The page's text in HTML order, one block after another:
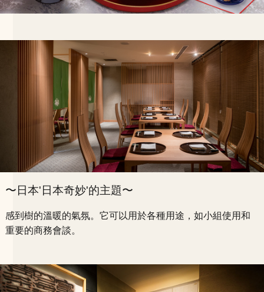
〜日本'日本奇妙'的主題〜
感到樹的溫暖的氣氛。 它可以用於各種用途，如小組使用和
重要的商務會談。